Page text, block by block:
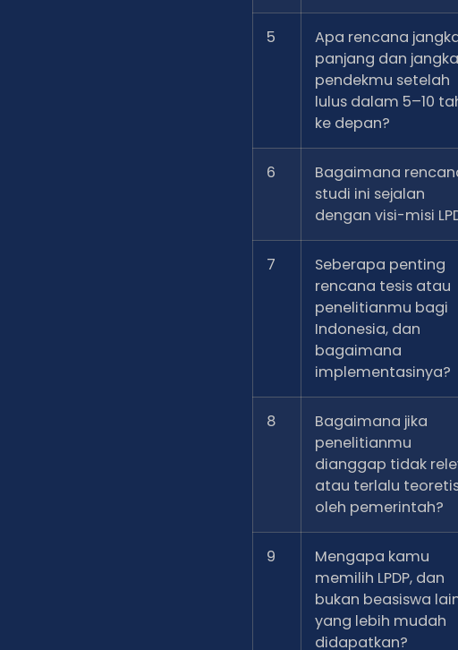
5
Apa rencana
panjang dan jangka
pendekmu setelah
lulus dalam 5–10
ke depan?
6
Bagaimana
studi ini sejalan
dengan visi-misi
7
Seberapa penting
rencana tesis atau
penelitianmu bagi
Indonesia, dan
bagaimana
implementasinya?
8
Bagaimana jika
penelitianmu
dianggap tidak
atau terlalu
oleh pemerintah?
9
Mengapa kamu
memilih LPDP, dan
bukan beasiswa
yang lebih mudah
didapatkan?